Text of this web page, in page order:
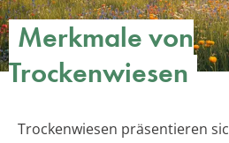
Merkmale von
Trockenwiesen
Trockenwiesen präsentieren